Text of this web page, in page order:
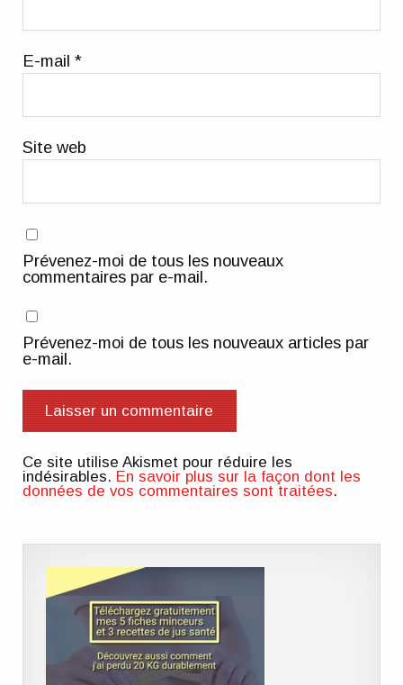
E-mail*
Site web
Prévenez-moi de tous les nouveaux
commentaires par e-mail.
Prévenez-moi de tous les nouveaux articles par
e-mail.
Ce site utilise Akismet pour réduire les
indésirables. En savoir plus sur la façon dont les
données de vos commentaires sont traitées.